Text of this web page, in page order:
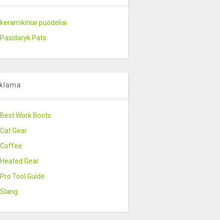
keramikiniai puodeliai
Pasidaryk Pats
Best Work Boots
Cat Gear
Coffee
Heated Gear
Pro Tool Guide
Slang